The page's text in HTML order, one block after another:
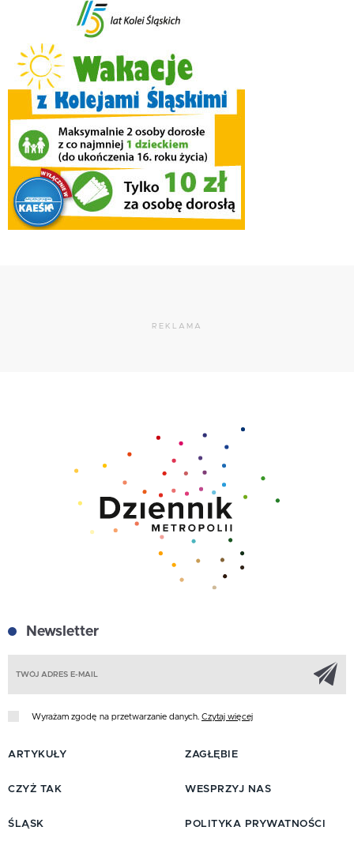
REKLAMA
Newsletter
Wyrażam zgodę na przetwarzanie danych. Czytaj więcej
ARTYKUŁY
CZYŻ TAK
ŚLĄSK
ZAGŁĘBIE
WESPRZYJ NAS
POLITYKA PRYWATNOŚCI